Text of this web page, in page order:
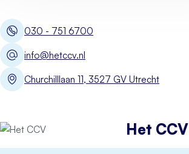
030 - 751 6700
info@hetccv.nl
Churchilllaan 11, 3527 GV Utrecht
Het CCV